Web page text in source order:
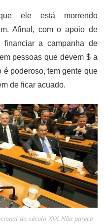
ele está morrendo
Afinal, com o apoio de
financiar a campanha de
pessoas que devem $ a
poderoso, tem gente que
de ficar acuado.
do século XIX. Não parece